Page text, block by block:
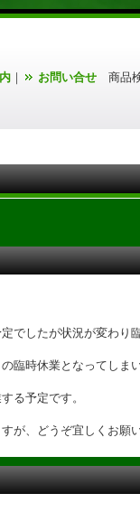
｜ お問い合せ 商品
でしたが状況が変わり
臨時休業となってしま
る予定です。
が、どうぞ宜しくお願